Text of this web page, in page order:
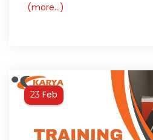
(more…)
23 Feb